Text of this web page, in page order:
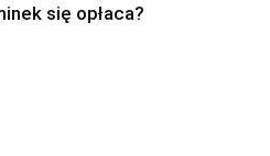
się opłaca?